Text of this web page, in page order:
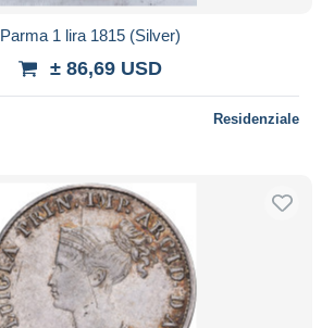
Parma 1 lira 1815 (Silver)
± 86,69 USD
Residenziale